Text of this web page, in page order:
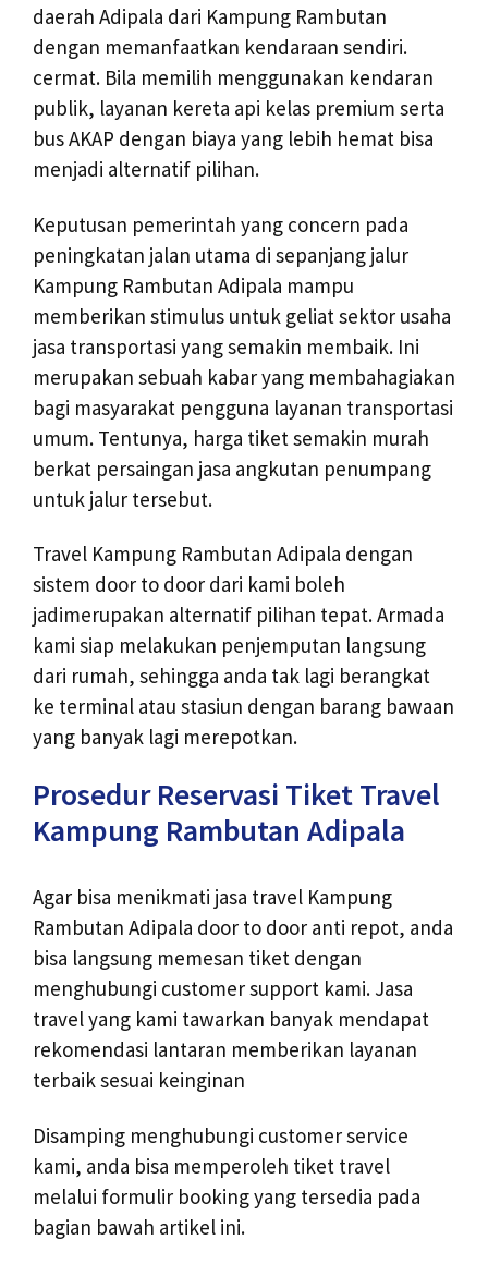
daerah Adipala dari Kampung Rambutan
dengan memanfaatkan kendaraan sendiri.
cermat. Bila memilih menggunakan kendaran
publik, layanan kereta api kelas premium serta
bus AKAP dengan biaya yang lebih hemat bisa
menjadi alternatif pilihan.
Keputusan pemerintah yang concern pada
peningkatan jalan utama di sepanjang jalur
Kampung Rambutan Adipala mampu
memberikan stimulus untuk geliat sektor usaha
jasa transportasi yang semakin membaik. Ini
merupakan sebuah kabar yang membahagiakan
bagi masyarakat pengguna layanan transportasi
umum. Tentunya, harga tiket semakin murah
berkat persaingan jasa angkutan penumpang
untuk jalur tersebut.
Travel Kampung Rambutan Adipala dengan
sistem door to door dari kami boleh
jadimerupakan alternatif pilihan tepat. Armada
kami siap melakukan penjemputan langsung
dari rumah, sehingga anda tak lagi berangkat
ke terminal atau stasiun dengan barang bawaan
yang banyak lagi merepotkan.
Prosedur Reservasi Tiket Travel
Kampung Rambutan Adipala
Agar bisa menikmati jasa travel Kampung
Rambutan Adipala door to door anti repot, anda
bisa langsung memesan tiket dengan
menghubungi customer support kami. Jasa
travel yang kami tawarkan banyak mendapat
rekomendasi lantaran memberikan layanan
terbaik sesuai keinginan
Disamping menghubungi customer service
kami, anda bisa memperoleh tiket travel
melalui formulir booking yang tersedia pada
bagian bawah artikel ini.